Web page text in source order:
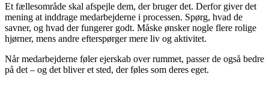
Et fællesområde skal afspejle dem, der bruger det. Derfor giver det
mening at inddrage medarbejderne i processen. Spørg, hvad de
savner, og hvad der fungerer godt. Måske ønsker nogle flere rolige
hjørner, mens andre efterspørger mere liv og aktivitet.
Når medarbejderne føler ejerskab over rummet, passer de også bedre
på det – og det bliver et sted, der føles som deres eget.